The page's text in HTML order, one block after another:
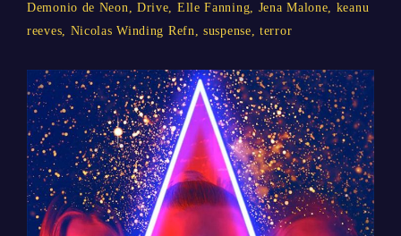
Demonio de Neon, Drive, Elle Fanning, Jena Malone, keanu
reeves, Nicolas Winding Refn,suspense,terror